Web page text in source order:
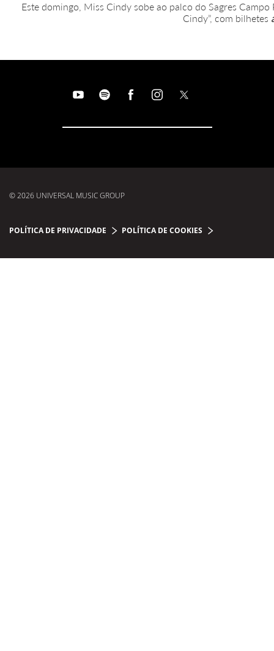
Este domingo, Miss Cindy sobe ao palco do Sagres
Cindy”, com bilhetes
© 2026 UNIVERSAL MUSIC GROUP
POLÍTICA DE PRIVACIDADE POLÍTICA DE COOKIES